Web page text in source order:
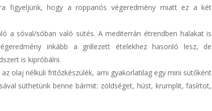
figyeljünk, hogy a roppanós végeredmény miatt ez a két
a sóval/sóban való sütés. A mediterrán étrendben halakat is
inkább a grillezett ételekhez hasonló lesz, de
is kipróbálni.
olaj nélküli fritőzkészülék, ami gyakorlatilag egy mini sütőként
süthetünk benne bármit: zöldséget, húst, krumplit, fasírtot,